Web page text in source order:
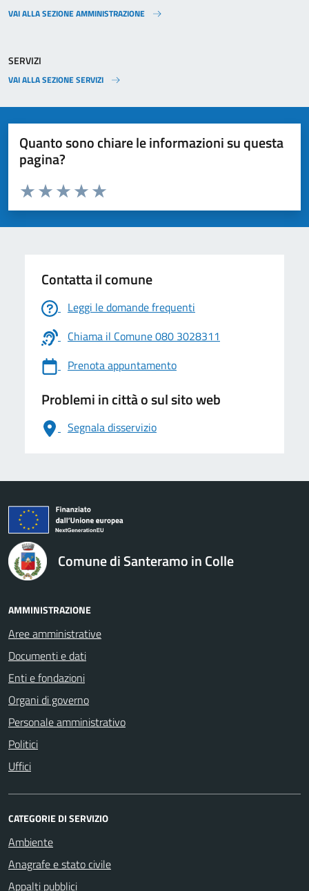
VAI ALLA SEZIONE AMMINISTRAZIONE
SERVIZI
VAI ALLA SEZIONE SERVIZI
Quanto sono chiare le informazioni su questa
pagina?
Valuta da 1 a 5 stelle la pagina
Valuta 5 stelle su 5
Valuta 4 stelle su 5
Valuta 3 stelle su 5
Valuta 2 stelle su 5
Valuta 1 stelle su 5
Contatta il comune
Leggi le domande frequenti
Chiama il Comune 080 3028311
Prenota appuntamento
Problemi in città o sul sito web
Segnala disservizio
logo Unione Europea
Comune di Santeramo in Colle
AMMINISTRAZIONE
Aree amministrative
Documenti e dati
Enti e fondazioni
Organi di governo
Personale amministrativo
Politici
Uffici
CATEGORIE DI SERVIZIO
Ambiente
Anagrafe e stato civile
Appalti pubblici